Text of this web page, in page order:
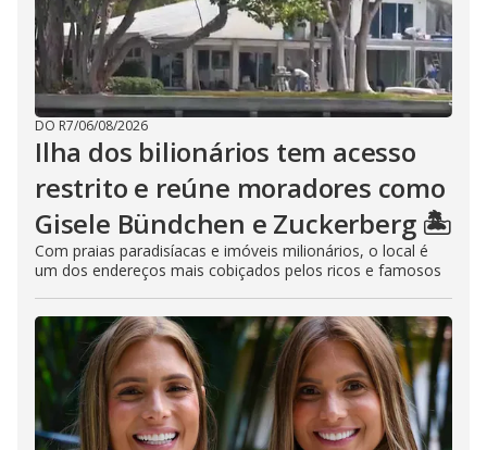
DO R7/06/08/2026
Ilha dos bilionários tem acesso
restrito e reúne moradores como
Gisele Bündchen e Zuckerberg 🏝️
Com praias paradisíacas e imóveis milionários, o local é
um dos endereços mais cobiçados pelos ricos e famosos